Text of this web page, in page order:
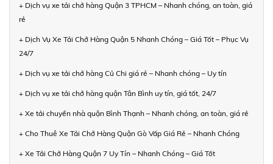
+ Dịch vụ xe tải chở hàng Quận 3 TPHCM – Nhanh chóng, an toàn, giá
rẻ
+ Dịch Vụ Xe Tải Chở Hàng Quận 5 Nhanh Chóng – Giá Tốt – Phục Vụ
24/7
+ Dịch vụ xe tải chở hàng Củ Chi giá rẻ – Nhanh chóng – Uy tín
+ Dịch vụ xe tải chở hàng quận Tân Bình uy tín, giá tốt, 24/7
+ Xe tải chuyển nhà quận Bình Thạnh – Nhanh chóng, an toàn, giá rẻ
+ Cho Thuê Xe Tải Chở Hàng Quận Gò Vấp Giá Rẻ – Nhanh Chóng
+ Xe Tải Chở Hàng Quận 7 Uy Tín – Nhanh Chóng – Giá Tốt